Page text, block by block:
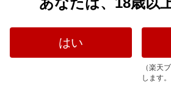
（楽天
します。